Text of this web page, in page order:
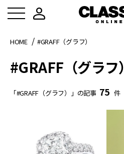
HOME #GRAFF（グラフ）
#GRAFF（グラフ）
「#GRAFF（グラフ）」の記事 75 件